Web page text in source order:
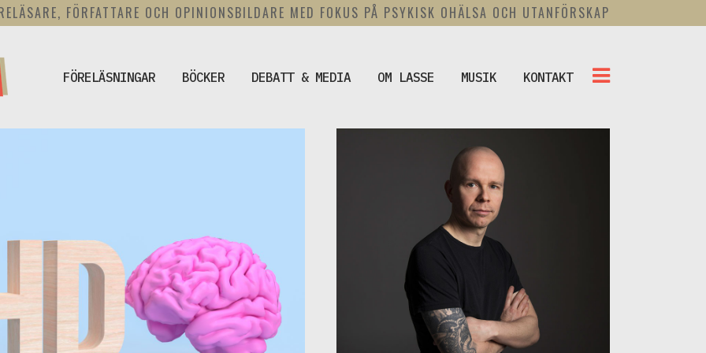
FÖRFATTARE OCH OPINIONSBILDARE MED FOKUS PÅ PSYKISK OHÄLSA OCH UTANFÖRSKAP
FÖRELÄSNINGAR BÖCKER DEBATT & MEDIA OM LASSE MUSIK KONTAKT